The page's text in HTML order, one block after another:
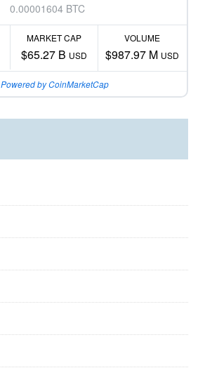
0.00001604 BTC
MARKET CAP
$65.27 B USD
VOLUME
$987.97 M USD
Powered by CoinMarketCap